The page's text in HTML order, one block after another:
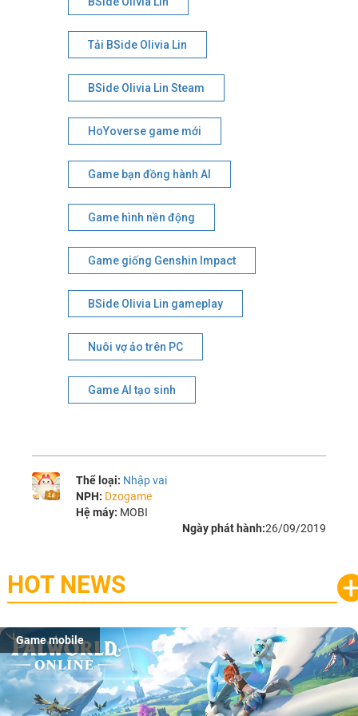
Tải BSide Olivia Lin
BSide Olivia Lin Steam
HoYoverse game mới
Game bạn đồng hành AI
Game hình nền động
Game giống Genshin Impact
BSide Olivia Lin gameplay
Nuôi vợ ảo trên PC
Game AI tạo sinh
Thể loại: Nhập vai
NPH: Dzogame
Hệ máy: MOBI
Ngày phát hành:26/09/2019
HOT NEWS
Game mobile